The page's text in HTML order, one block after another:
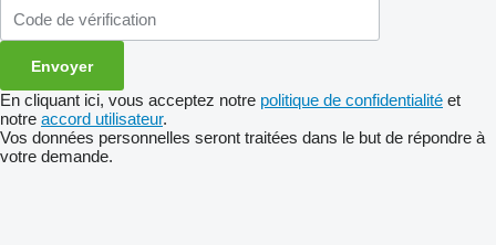
En cliquant ici, vous acceptez notre politique de confidentialité et
notre accord utilisateur.
Vos données personnelles seront traitées dans le but de répondre à
votre demande.